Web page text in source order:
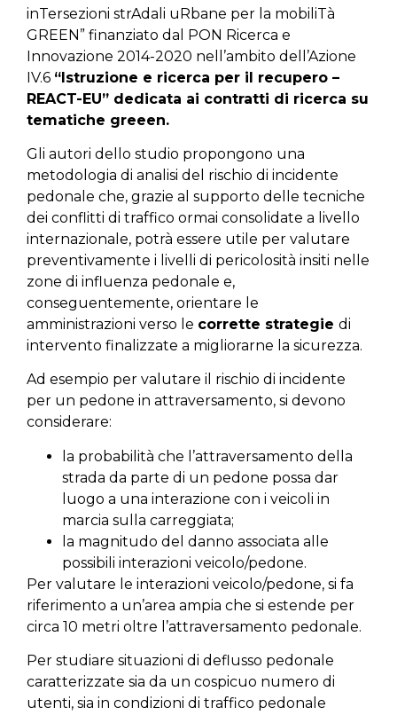
inTersezioni strAdali uRbane per la mobiliTà
GREEN” finanziato dal PON Ricerca e
Innovazione 2014-2020 nell’ambito dell’Azione
IV.6 “Istruzione e ricerca per il recupero –
REACT-EU” dedicata ai contratti di ricerca su
tematiche greeen.
Gli autori dello studio propongono una
metodologia di analisi del rischio di incidente
pedonale che, grazie al supporto delle tecniche
dei conflitti di traffico ormai consolidate a livello
internazionale, potrà essere utile per valutare
preventivamente i livelli di pericolosità insiti nelle
zone di influenza pedonale e,
conseguentemente, orientare le
amministrazioni verso le corrette strategie di
intervento finalizzate a migliorarne la sicurezza.
Ad esempio per valutare il rischio di incidente
per un pedone in attraversamento, si devono
considerare:
la probabilità che l’attraversamento della
strada da parte di un pedone possa dar
luogo a una interazione con i veicoli in
marcia sulla carreggiata;
la magnitudo del danno associata alle
possibili interazioni veicolo/pedone.
Per valutare le interazioni veicolo/pedone, si fa
riferimento a un’area ampia che si estende per
circa 10 metri oltre l’attraversamento pedonale.
Per studiare situazioni di deflusso pedonale
caratterizzate sia da un cospicuo numero di
utenti, sia in condizioni di traffico pedonale